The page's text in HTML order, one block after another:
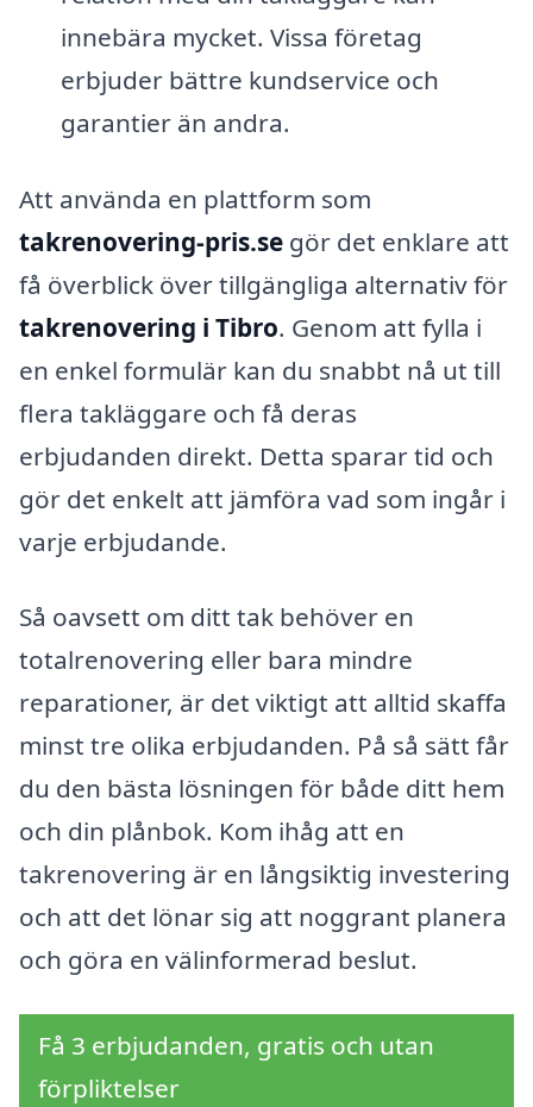
innebära mycket. Vissa företag
erbjuder bättre kundservice och
garantier än andra.
Att använda en plattform som
takrenovering-pris.se gör det enklare att
få överblick över tillgängliga alternativ för
takrenovering i Tibro. Genom att fylla i
en enkel formulär kan du snabbt nå ut till
flera takläggare och få deras
erbjudanden direkt. Detta sparar tid och
gör det enkelt att jämföra vad som ingår i
varje erbjudande.
Så oavsett om ditt tak behöver en
totalrenovering eller bara mindre
reparationer, är det viktigt att alltid skaffa
minst tre olika erbjudanden. På så sätt får
du den bästa lösningen för både ditt hem
och din plånbok. Kom ihåg att en
takrenovering är en långsiktig investering
och att det lönar sig att noggrant planera
och göra en välinformerad beslut.
Få 3 erbjudanden, gratis och utan
förpliktelser